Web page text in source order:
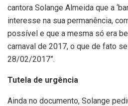
cantora Solange Almeida que a
interesse na sua permanência,
possível e que a mesma só era
carnaval de 2017, o que de fato
28/02/2017”.
Tutela de urgência
Ainda no documento, Solange